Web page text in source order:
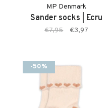
MP Denmark
Sander socks | Ecru
€7,95 €3,97
-50%